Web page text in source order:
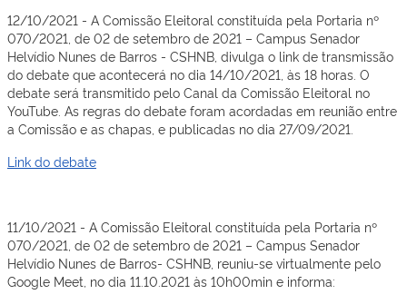
12/10/2021 - A Comissão Eleitoral constituída pela Portaria nº
070/2021, de 02 de setembro de 2021 – Campus Senador
Helvídio Nunes de Barros - CSHNB, divulga o link de transmissão
do debate que acontecerá no dia 14/10/2021, às 18 horas. O
debate será transmitido pelo Canal da Comissão Eleitoral no
YouTube. As regras do debate foram acordadas em reunião entre
a Comissão e as chapas, e publicadas no dia 27/09/2021.
Link do debate
11/10/2021 - A Comissão Eleitoral constituída pela Portaria nº
070/2021, de 02 de setembro de 2021 – Campus Senador
Helvídio Nunes de Barros- CSHNB, reuniu-se virtualmente pelo
Google Meet, no dia 11.10.2021 às 10h00min e informa: